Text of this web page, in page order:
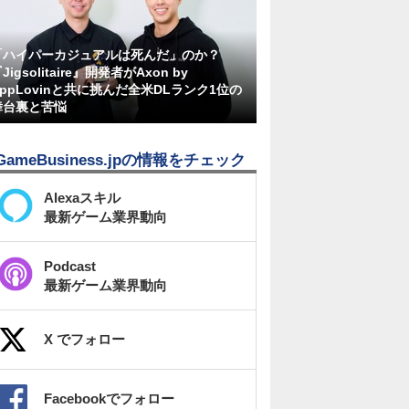
ハイパーカジュアルは死んだ」のか？
Jigsolitaire』開発者がAxon by
と共に挑んだ全米DLランク1位の
台裏と苦悩
の情報をチェック
Alexaスキル
最新ゲーム業界動向
Podcast
最新ゲーム業界動向
X でフォロー
Facebookでフォロー